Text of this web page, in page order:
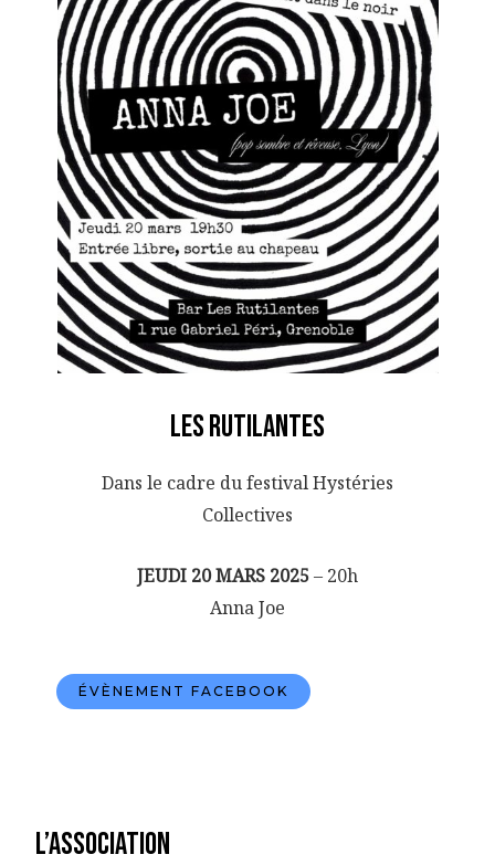
LES RUTILANTES
Dans le cadre du festival Hystéries
Collectives
JEUDI 20 MARS 2025– 20h
Anna Joe
ÉVÈNEMENT FACEBOOK
L’association